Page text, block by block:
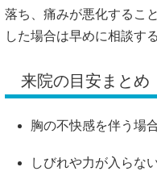
落ち、痛みが悪化するこ
した場合は早めに相談す
来院の目安まとめ
胸の不快感を伴う場
しびれや力が入らな